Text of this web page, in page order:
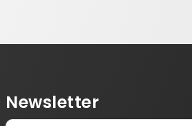
Newsletter